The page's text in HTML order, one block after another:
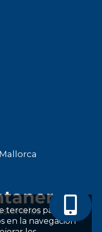
terceros para
en la navegación